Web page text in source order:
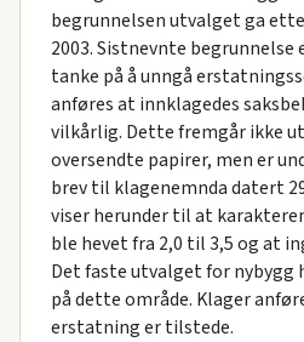
begrunnelsen utvalget ga
2003. Sistnevnte
tanke på å unngå
anføres at innklagedes
vilkårlig. Dette fremgår ikke
oversendte papirer, men er
brev til klagenemnda datert
viser herunder til at
ble hevet fra 2,0 til 3,5 og at
Det faste utvalget for nybygg
på dette område. Klager
erstatning er tilstede.